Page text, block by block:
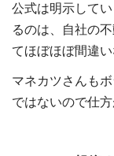
公式は明示して
るのは、自社の
てほぼほぼ間違い
マネカツさんも
ではないので仕方